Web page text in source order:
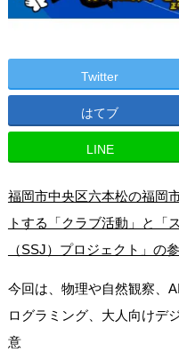
Twitter
はてブ
LINE
福岡市中央区六本松の福岡
トする「クラブ活動」と「
（SSJ）プロジェクト」の
今回は、物理や自然観察、
ログラミング、大人向けデ
意